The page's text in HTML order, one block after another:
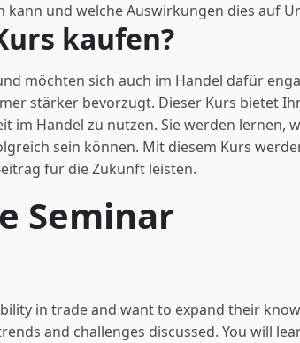
und welche Auswirkungen dies auf
kaufen?
möchten sich auch im Handel dafür
stärker bevorzugt. Dieser Kurs bietet
im Handel zu nutzen. Sie werden lernen,
sein können. Mit diesem Kurs
für die Zukunft leisten.
Seminar
in trade and want to expand their
and challenges discussed. You will